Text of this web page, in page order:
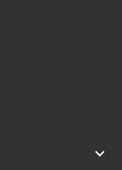
keyboard_arrow_down